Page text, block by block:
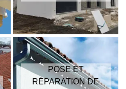
POSE ET
RÉPARATION DE